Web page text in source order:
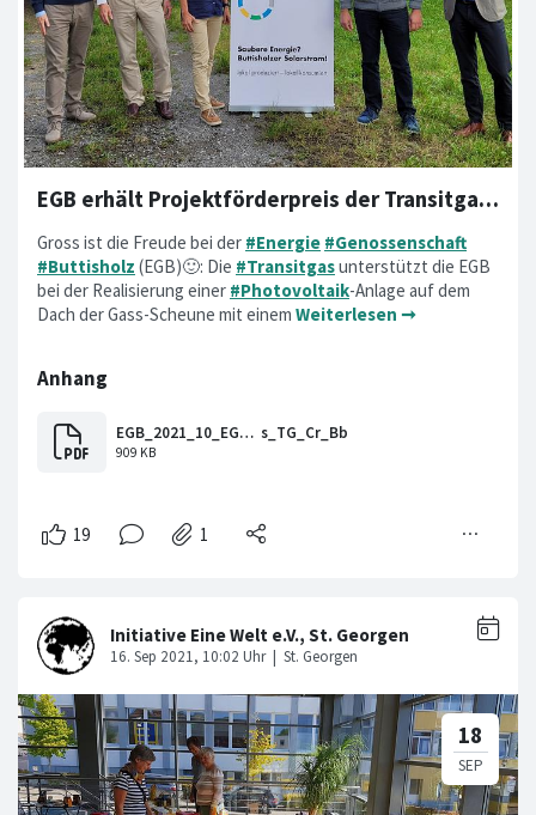
EGB erhält Projektförderpreis der Transitgas von CHF 100'000
Gross ist die Freude bei der #Energie #Genossenschaft
#Buttisholz (EGB)🙂: Die #Transitgasunterstützt die EGB
bei der Realisierung einer #Photovoltaik-Anlage auf dem
Dach der Gass-Scheune mit einem Weiterlesen ➞